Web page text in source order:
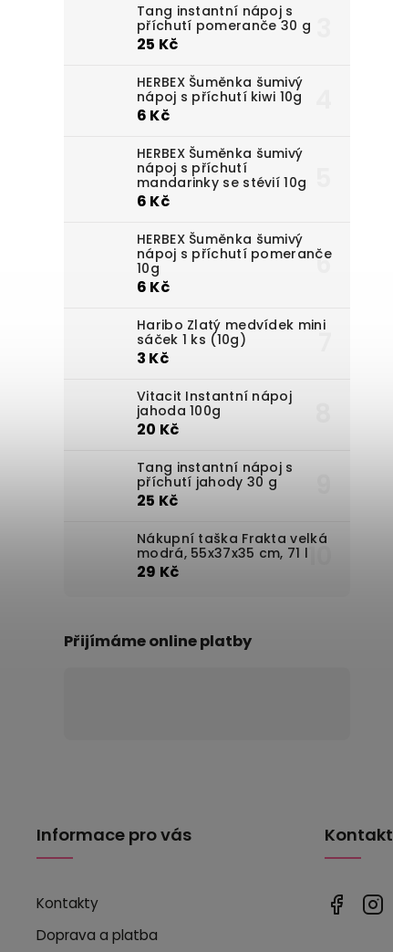
Tang instantní nápoj s
příchutí pomeranče 30 g
25 Kč
HERBEX Šuměnka šumivý
nápoj s příchutí kiwi 10g
6 Kč
HERBEX Šuměnka šumivý
nápoj s příchutí
mandarinky se stévií 10g
6 Kč
HERBEX Šuměnka šumivý
nápoj s příchutí pomeranče
10g
6 Kč
Haribo Zlatý medvídek mini
sáček 1 ks (10g)
3 Kč
Vitacit Instantní nápoj
jahoda 100g
20 Kč
Tang instantní nápoj s
příchutí jahody 30 g
25 Kč
Nákupní taška Frakta velká
modrá, 55x37x35 cm, 71 l
29 Kč
Přijímáme online platby
Informace pro vás
Kontakty
Doprava a platba
Kontakt